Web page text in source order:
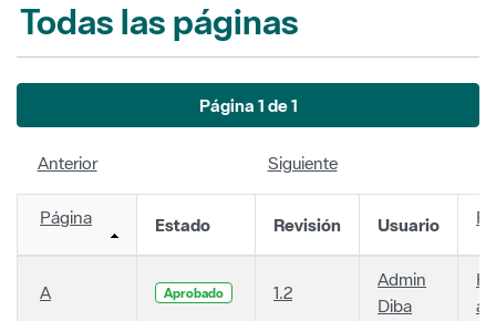
Todas las páginas
Página 1 de 1
Anterior Siguiente
Página Estado Revisión Usuario
A Aprobado 1.2
Admin
Diba